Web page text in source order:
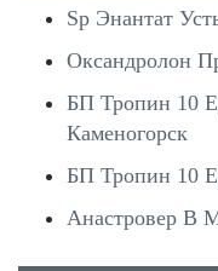
Sp Энантат
Оксандролон
БП Тропин 10
Каменогорск
БП Тропин 10
Анастровер В